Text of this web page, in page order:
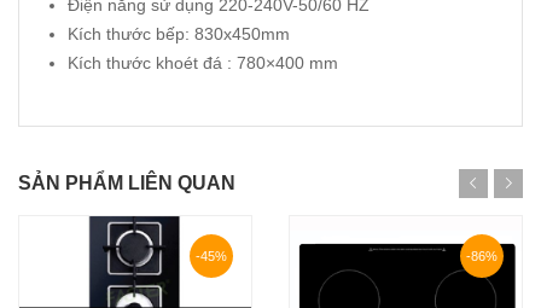
Điện năng sử dụng 220-240V-50/60 HZ
Kích thước bếp: 830x450mm
Kích thước khoét đá : 780×400 mm
SẢN PHẨM LIÊN QUAN
-45% -86%